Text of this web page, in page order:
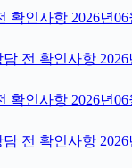
확인사항 2026년06
전 확인사항 2026
확인사항 2026년06
전 확인사항 2026